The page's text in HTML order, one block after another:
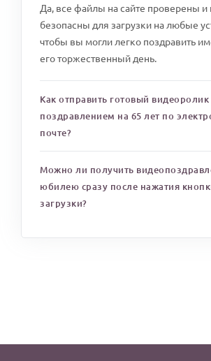
Да, все файлы на сайте проверены и
безопасны для загрузки на любые
чтобы вы могли легко поздравить
его торжественный день.
Как отправить готовый видеоролик
поздравлением на 65 лет по
почте?
Можно ли получить
юбилею сразу после нажатия
загрузки?